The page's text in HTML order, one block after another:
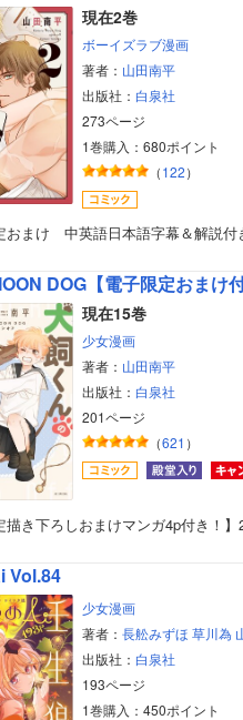
現在2巻
ボーイズラブ漫画
著者： 山田南平
出版社： 白泉社
273ページ
1巻購入：680ポイント
（122）
おまけ 中英語日本語字幕＆解説
DOG【電子限定おまけ付
現在15巻
少女漫画
著者： 山田南平
出版社： 白泉社
201ページ
（621 ）
描き下ろしおまけマンガ4p付き！
Vol.84
少女漫画
著者： 長舩みずほ 草川為
出版社： 白泉社
193ページ
1巻購入：450ポイント